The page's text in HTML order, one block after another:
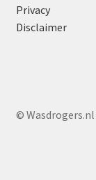
Privacy
Disclaimer
© Wasdrogers.nl